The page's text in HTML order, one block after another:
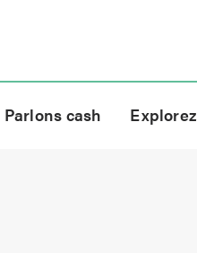
Parlons cash Explorez